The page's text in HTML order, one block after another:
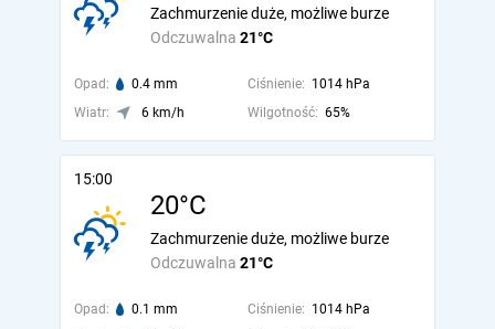
Odczuwalna 21°C
Zachmurzenie duże, możliwe burze
Opad: 0.4 mm Ciśnienie: 1014 hPa
Wiatr:
6 km/h Wilgotność: 65%
15:00
20°C
Odczuwalna 21°C
Zachmurzenie duże, możliwe burze
Opad: 0.1 mm Ciśnienie: 1014 hPa